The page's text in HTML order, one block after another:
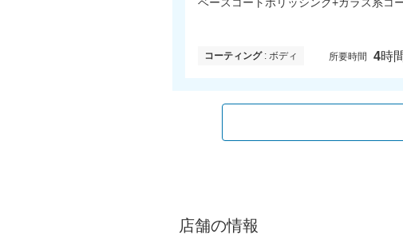
コーティング: ボディ 所要時間 4時
店舗の情報